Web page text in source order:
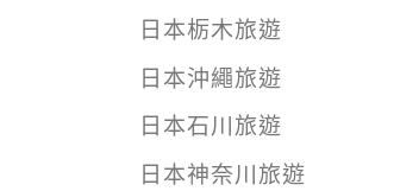
日本栃木旅遊
日本沖繩旅遊
日本石川旅遊
日本神奈川旅遊